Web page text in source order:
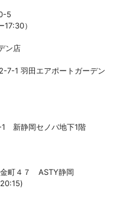
5
）
ン店
7-1 羽田エアポートガーデン
新静岡セノバ地下1階
町４７ ASTY静岡